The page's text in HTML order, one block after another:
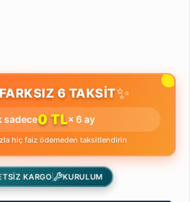
6 TAKSİT✨
sadece0 TL× 6 ay
hiç faiz ödemeden taksitlendirin
KARGO KURULUM